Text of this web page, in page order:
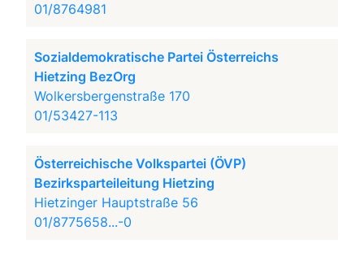
01/8764981
Sozialdemokratische Partei Österreichs
Hietzing BezOrg
Wolkersbergenstraße 170
01/53427-113
Österreichische Volkspartei (ÖVP)
Bezirksparteileitung Hietzing
Hietzinger Hauptstraße 56
01/8775658...-0